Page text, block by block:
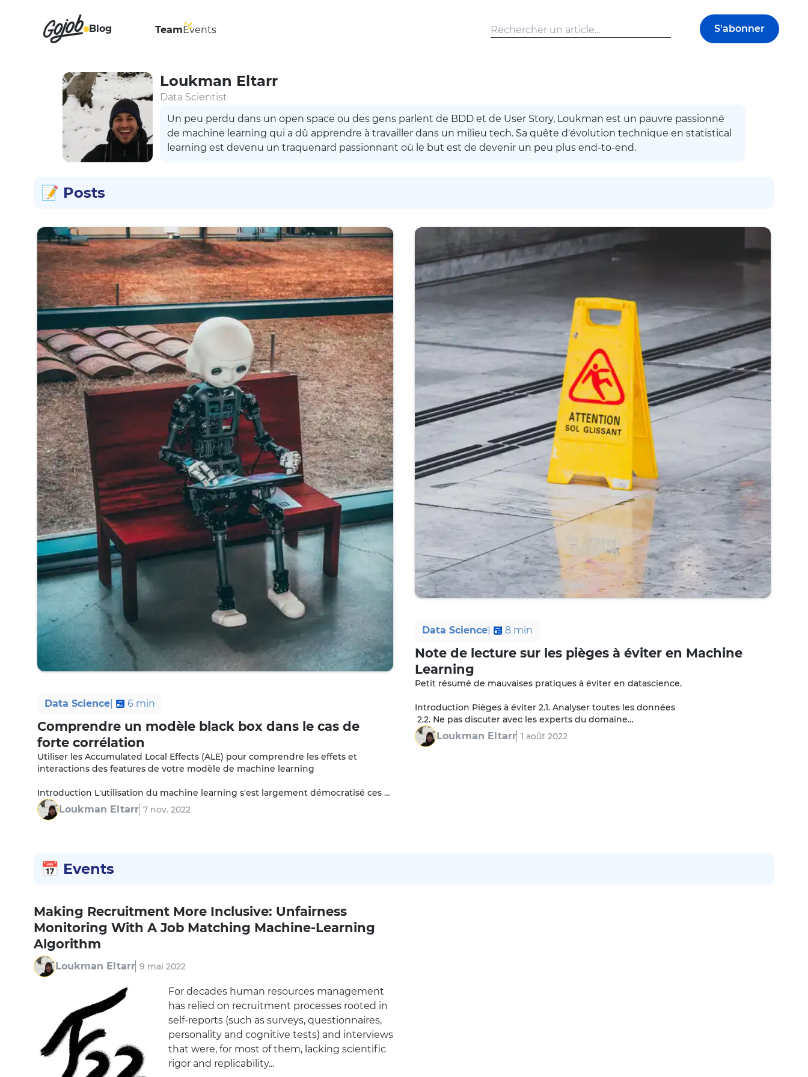
Blog TeamEvents S'abonner
Loukman Eltarr
Data Scientist
Un peu perdu dans un open space ou des gens parlent de BDD et de User Story, Loukman est un pauvre passionné
de machine learning qui a dû apprendre à travailler dans un milieu tech. Sa quête d'évolution technique en statistical
learning est devenu un traquenard passionnant où le but est de devenir un peu plus end-to-end.
📝 Posts
Data Science 6 min
Comprendre un modèle black box dans le cas de
forte corrélation
Utiliser les Accumulated Local Effects (ALE) pour comprendre les effets et
interactions des features de votre modèle de machine learning
Introduction L'utilisation du machine learning s'est largement démocratisé ces
derniers années et ses techniques sont de plus en plus répandues…
Loukman Eltarr 7 nov. 2022
Data Science 8 min
Note de lecture sur les pièges à éviter en Machine
Learning
Petit résumé de mauvaises pratiques à éviter en datascience.
Introduction Pièges à éviter 2.1. Analyser toutes les données
2.2. Ne pas discuter avec les experts du domaine
2.3. Créer un leak entre l…
Loukman Eltarr 1 août 2022
📅 Events
Making Recruitment More Inclusive: Unfairness
Monitoring With A Job Matching Machine-Learning
Algorithm
Loukman Eltarr 9 mai 2022
For decades human resources management
has relied on recruitment processes rooted in
self-reports (such as surveys, questionnaires,
personality and cognitive tests) and interviews
that were, for most of them, lacking scientific
rigor and replicability...